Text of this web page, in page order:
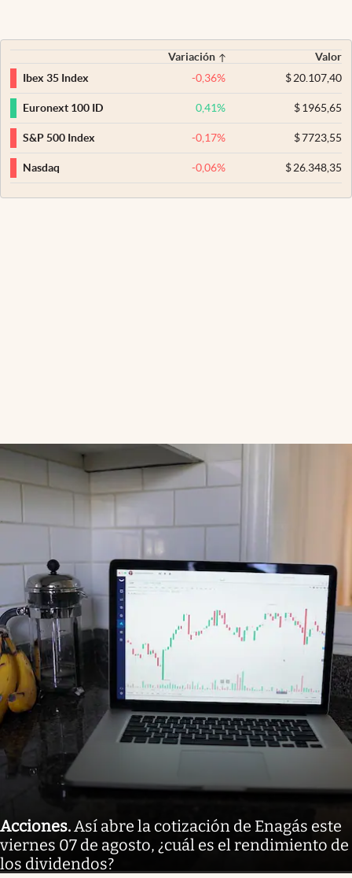
Variación
Valor
Ibex 35 Index
-0,36% $20.107,40
Euronext 100 ID 0,41% $1965,65
S&P 500 Index -0,17% $7723,55
Nasdaq -0,06% $26.348,35
Acciones.Así abre la cotización de Enagás este
viernes 07 de agosto, ¿cuál es el rendimiento de
los dividendos?